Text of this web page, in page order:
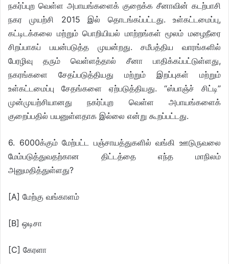
நகர்ப்புற வெள்ள அபாயங்களைக் குறைக்க சீனாவின் கடற்பாசி
நகர முயற்சி 2015 இல் தொடங்கப்பட்டது. உள்கட்டமைப்பு,
கட்டிடக்கலை மற்றும் பொறியியல் மாற்றங்கள் மூலம் மழைநீரை
சிறப்பாகப் பயன்படுத்த முயன்றது. சமீபத்திய வாரங்களில்
பேரழிவு தரும் வெள்ளத்தால் சீனா பாதிக்கப்பட்டுள்ளது,
நகரங்களை சேதப்படுத்தியது மற்றும் இறப்புகள் மற்றும்
உள்கட்டமைப்பு சேதங்களை ஏற்படுத்தியது. “ஸ்பாஞ்ச் சிட்டி”
முன்முயற்சியானது நகர்ப்புற வெள்ள அபாயங்களைக்
குறைப்பதில் பயனுள்ளதாக இல்லை என்று கூறப்பட்டது.
6. 6000க்கும் மேற்பட்ட பஞ்சாயத்துகளில் வங்கி ஊடுருவலை
மேம்படுத்துவதற்கான திட்டத்தை எந்த மாநிலம்
அனுமதித்துள்ளது?
[A] மேற்கு வங்காளம்
[B] ஒடிசா
[C] கேரளா